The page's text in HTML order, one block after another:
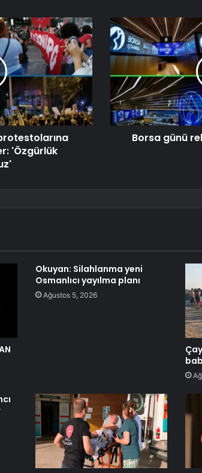
'Özgürlük
Borsa günü
Okuyan: Silahlanma yeni
Osmanlıcı yayılma planı
Ağustos 5, 2026